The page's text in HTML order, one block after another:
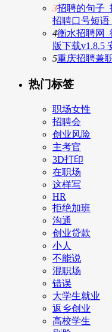
3招聘的句子
招聘口号短
4衡水招聘网
版下载v1.8.5
5重庆招聘兼
热门标签
职场女性
招聘会
创业风险
主考官
3D打印
在职场
这样写
HR
拒绝加班
沟通
创业贷款
小人
不能说
混职场
错误
大学生就业
返乡创业
高校学生